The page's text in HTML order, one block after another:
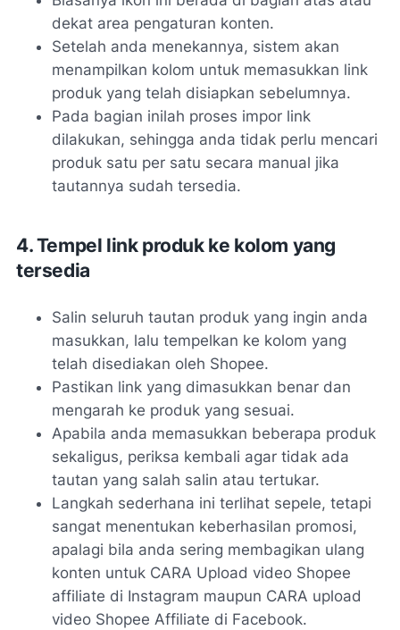
dekat area pengaturan konten.
Setelah anda menekannya, sistem akan
menampilkan kolom untuk memasukkan link
produk yang telah disiapkan sebelumnya.
Pada bagian inilah proses impor link
dilakukan, sehingga anda tidak perlu mencari
produk satu per satu secara manual jika
tautannya sudah tersedia.
4. Tempel link produk ke kolom yang
tersedia
Salin seluruh tautan produk yang ingin anda
masukkan, lalu tempelkan ke kolom yang
telah disediakan oleh Shopee.
Pastikan link yang dimasukkan benar dan
mengarah ke produk yang sesuai.
Apabila anda memasukkan beberapa produk
sekaligus, periksa kembali agar tidak ada
tautan yang salah salin atau tertukar.
Langkah sederhana ini terlihat sepele, tetapi
sangat menentukan keberhasilan promosi,
apalagi bila anda sering membagikan ulang
konten untuk CARA Upload video Shopee
affiliate di Instagram maupun CARA upload
video Shopee Affiliate di Facebook.